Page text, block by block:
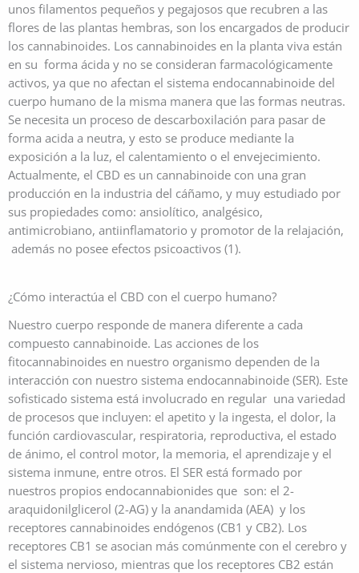
unos filamentos pequeños y pegajosos que recubren a las
flores de las plantas hembras, son los encargados de producir
los cannabinoides. Los cannabinoides en la planta viva están
en su forma ácida y no se consideran farmacológicamente
activos, ya que no afectan el sistema endocannabinoide del
cuerpo humano de la misma manera que las formas neutras.
Se necesita un proceso de descarboxilación para pasar de
forma acida a neutra, y esto se produce mediante la
exposición a la luz, el calentamiento o el envejecimiento.
Actualmente, el CBD es un cannabinoide con una gran
producción en la industria del cáñamo, y muy estudiado por
sus propiedades como: ansiolítico, analgésico,
antimicrobiano, antiinflamatorio y promotor de la relajación,
además no posee efectos psicoactivos (1).
¿Cómo interactúa el CBD con el cuerpo humano?
Nuestro cuerpo responde de manera diferente a cada
compuesto cannabinoide. Las acciones de los
fitocannabinoides en nuestro organismo dependen de la
interacción con nuestro sistema endocannabinoide (SER). Este
sofisticado sistema está involucrado en regular una variedad
de procesos que incluyen: el apetito y la ingesta, el dolor, la
función cardiovascular, respiratoria, reproductiva, el estado
de ánimo, el control motor, la memoria, el aprendizaje y el
sistema inmune, entre otros. El SER está formado por
nuestros propios endocannabionides que son: el 2-
araquidonilglicerol (2-AG) y la anandamida (AEA) y los
receptores cannabinoides endógenos (CB1 y CB2). Los
receptores CB1 se asocian más comúnmente con el cerebro y
el sistema nervioso, mientras que los receptores CB2 están